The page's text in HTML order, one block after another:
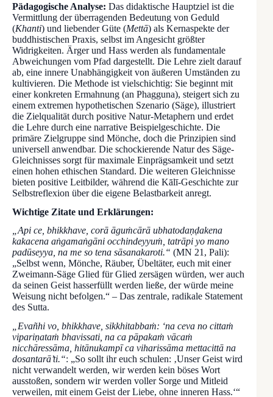
Pädagogische Analyse: Das didaktische Hauptziel ist die
Vermittlung der überragenden Bedeutung von Geduld
(Khanti) und liebender Güte (Mettā) als Kernaspekte der
buddhistischen Praxis, selbst im Angesicht größter
Widrigkeiten. Ärger und Hass werden als fundamentale
Abweichungen vom Pfad dargestellt. Die Lehre zielt darauf
ab, eine innere Unabhängigkeit von äußeren Umständen zu
kultivieren. Die Methode ist vielschichtig: Sie beginnt mit
einer konkreten Ermahnung (an Phagguna), steigert sich zu
einem extremen hypothetischen Szenario (Säge), illustriert
die Zielqualität durch positive Natur-Metaphern und erdet
die Lehre durch eine narrative Beispielgeschichte. Die
primäre Zielgruppe sind Mönche, doch die Prinzipien sind
universell anwendbar. Die schockierende Natur des Säge-
Gleichnisses sorgt für maximale Einprägsamkeit und setzt
einen hohen ethischen Standard. Die weiteren Gleichnisse
bieten positive Leitbilder, während die Kālī-Geschichte zur
Selbstreflexion über die eigene Belastbarkeit anregt.
Wichtige Zitate und Erklärungen:
„Api ce, bhikkhave, corā āguṁcārā ubhatodaṇḍakena
kakacena aṅgamaṅgāni occhindeyyuṁ, tatrāpi yo mano
padūseyya, na me so tena sāsanakaroti.“ (MN 21, Pali):
„Selbst wenn, Mönche, Räuber, Übeltäter, euch mit einer
Zweimann-Säge Glied für Glied zersägen würden, wer auch
da seinen Geist hasserfüllt werden ließe, der würde meine
Weisung nicht befolgen.“ – Das zentrale, radikale Statement
des Sutta.
„Evañhi vo, bhikkhave, sikkhitabbaṁ: ‘na ceva no cittaṁ
vipariṇataṁ bhavissati, na ca pāpakaṁ vācaṁ
nicchāressāma, hitānukampī ca viharissāma mettacittā na
dosantarā’ti.“: „So sollt ihr euch schulen: ‚Unser Geist wird
nicht verwandelt werden, wir werden kein böses Wort
ausstoßen, sondern wir werden voller Sorge und Mitleid
verweilen, mit einem Geist der Liebe, ohne inneren Hass.‘“